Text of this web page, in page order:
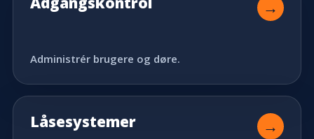
→
Administrér brugere og døre.
Låsesystemer →